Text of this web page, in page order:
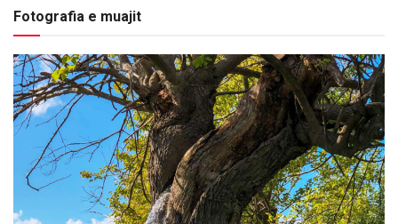
Fotografia e muajit